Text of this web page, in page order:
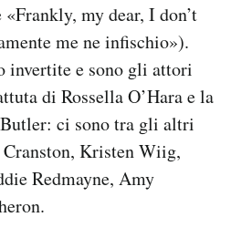
my dear, I don’t
me ne infischio»).
invertite e sono gli attori
di Rossella O’Hara e la
ci sono tra gli altri
Kristen Wiig,
Redmayne, Amy